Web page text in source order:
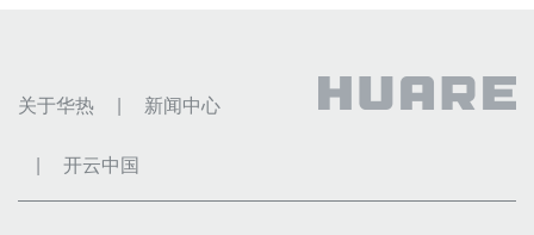
关于华热 | 新闻中心
| 开云中国